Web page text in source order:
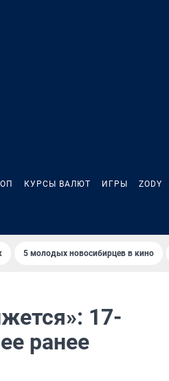
КУРСЫ ВАЛЮТ ИГРЫ ZODY
5 молодых новосибирцев в кино
17-
ранее